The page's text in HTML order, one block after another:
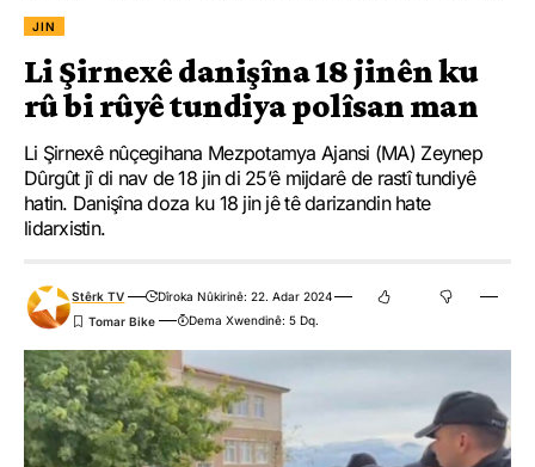
JIN
Li Şirnexê danişîna 18 jinên ku
rû bi rûyê tundiya polîsan man
Li Şirnexê nûçegihana Mezpotamya Ajansi (MA) Zeynep
Dûrgût jî di nav de 18 jin di 25’ê mijdarê de rastî tundiyê
hatin. Danişîna doza ku 18 jin jê tê darizandin hate
lidarxistin.
Stêrk TV
Dîroka Nûkirinê: 22. Adar 2024
Dema Xwendinê: 5 Dq.